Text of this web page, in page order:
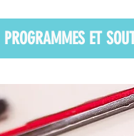
PROGRAMMES ET